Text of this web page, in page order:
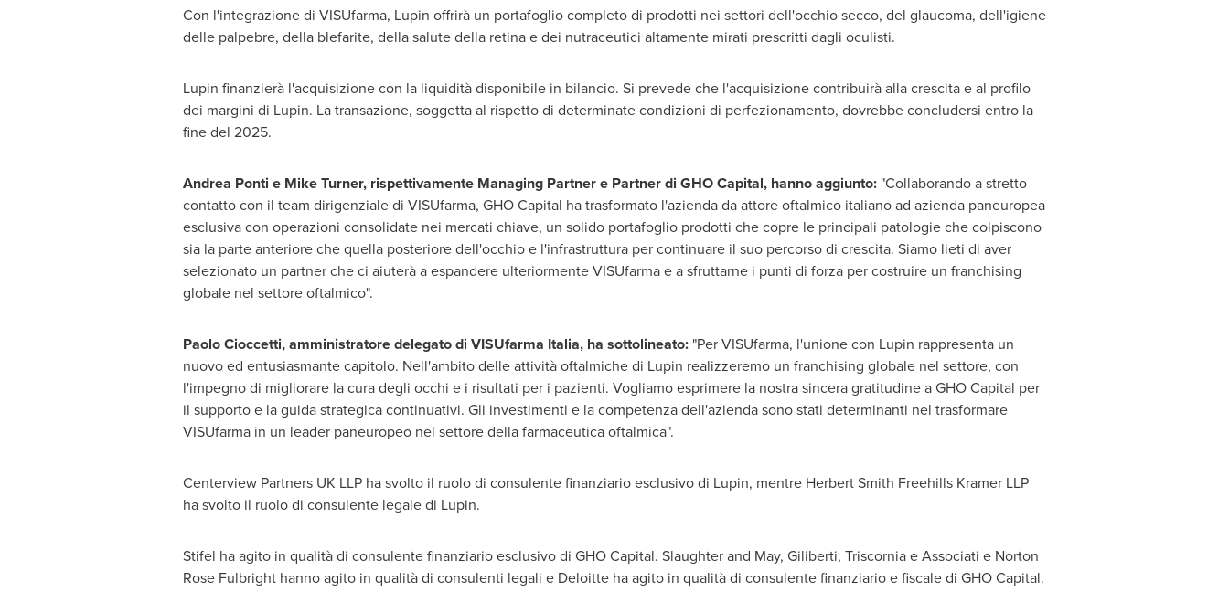
Con l'integrazione di VISUfarma, Lupin offrirà un portafoglio completo di prodotti nei settori dell'occhio secco, del glaucoma, dell'igiene
delle palpebre, della blefarite, della salute della retina e dei nutraceutici altamente mirati prescritti dagli oculisti.
Lupin finanzierà l'acquisizione con la liquidità disponibile in bilancio. Si prevede che l'acquisizione contribuirà alla crescita e al profilo
dei margini di Lupin. La transazione, soggetta al rispetto di determinate condizioni di perfezionamento, dovrebbe concludersi entro la
fine del 2025.
Andrea Ponti e Mike Turner, rispettivamente Managing Partner e Partner di GHO Capital, hanno aggiunto:"Collaborando a stretto
contatto con il team dirigenziale di VISUfarma, GHO Capital ha trasformato l'azienda da attore oftalmico italiano ad azienda paneuropea
esclusiva con operazioni consolidate nei mercati chiave, un solido portafoglio prodotti che copre le principali patologie che colpiscono
sia la parte anteriore che quella posteriore dell'occhio e l'infrastruttura per continuare il suo percorso di crescita. Siamo lieti di aver
selezionato un partner che ci aiuterà a espandere ulteriormente VISUfarma e a sfruttarne i punti di forza per costruire un franchising
globale nel settore oftalmico".
Paolo Cioccetti, amministratore delegato di VISUfarma Italia, ha sottolineato:"Per VISUfarma, l'unione con Lupin rappresenta un
nuovo ed entusiasmante capitolo. Nell'ambito delle attività oftalmiche di Lupin realizzeremo un franchising globale nel settore, con
l'impegno di migliorare la cura degli occhi e i risultati per i pazienti. Vogliamo esprimere la nostra sincera gratitudine a GHO Capital per
il supporto e la guida strategica continuativi. Gli investimenti e la competenza dell'azienda sono stati determinanti nel trasformare
VISUfarma in un leader paneuropeo nel settore della farmaceutica oftalmica".
Centerview Partners UK LLP ha svolto il ruolo di consulente finanziario esclusivo di Lupin, mentre Herbert Smith Freehills Kramer LLP
ha svolto il ruolo di consulente legale di Lupin.
Stifel ha agito in qualità di consulente finanziario esclusivo di GHO Capital. Slaughter and May, Giliberti, Triscornia e Associati e Norton
Rose Fulbright hanno agito in qualità di consulenti legali e Deloitte ha agito in qualità di consulente finanziario e fiscale di GHO Capital.